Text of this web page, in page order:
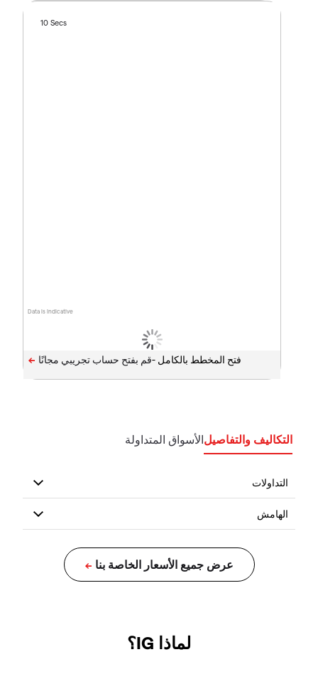
Data is indicative
10 Secs
فتح المخطط بالكامل -
التكاليف والتفاصيلالأسواق المتداولة
لماذا IG؟